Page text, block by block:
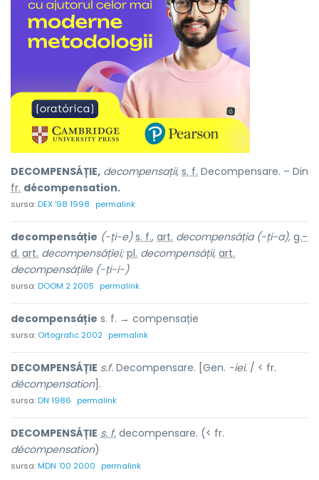
DECOMPENSÁȚIE, decompensații, s. f. Decompensare. – Din
fr. décompensation.
sursa:DEX '98 1998 permalink
decompensáție (-ți-e) s. f., art. decompensáția (-ți-a), g.-
d. art. decompensáției; pl. decompensáții, art.
decompensáțiile (-ți-i-)
sursa:DOOM 2 2005 permalink
decompensáție s. f. → compensație
sursa: Ortografic 2002 permalink
DECOMPENSÁȚIE s.f. Decompensare. [Gen. -iei. / < fr.
décompensation].
sursa:DN 1986 permalink
DECOMPENSÁȚIE s. f. decompensare. (< fr.
décompensation)
sursa:MDN '00 2000 permalink